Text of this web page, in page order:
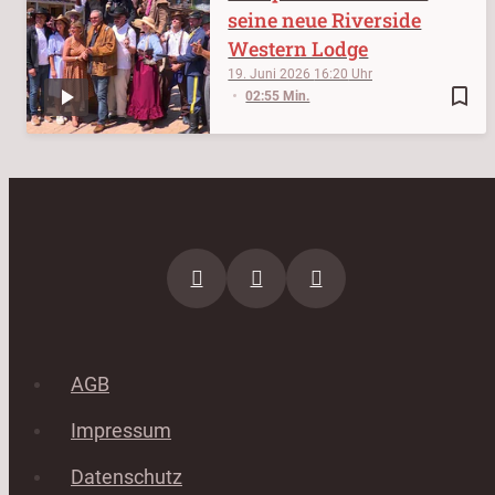
bookmark_border
19. Juni 2026 16:20
02:55 Min.
seine neue Riverside
Western Lodge
AGB
Impressum
Datenschutz